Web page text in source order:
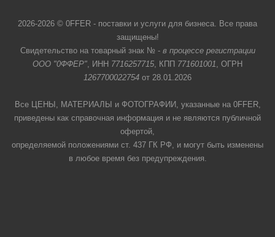
2026-2026 © 0FFER - поставки и услуги для бизнеса. Все права
защищены!
Свидетельство на товарный знак № - в процессе регистрации
ООО "0ФФЕР", ИНН 7716257715, КПП 771601001, ОГРН
1267700022754 от 28.01.2026
Все ЦЕНЫ, МАТЕРИАЛЫ и ФОТОГРАФИИ, указанные на 0FFER,
приведены как справочная информация и не являются публичной
офертой,
определяемой положениями ст. 437 ГК РФ, и могут быть изменены
в любое время без предупреждения.